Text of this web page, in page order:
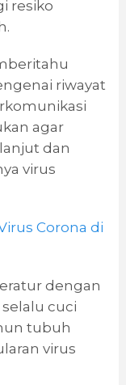
resiko
riwayat
agar
dan
virus
Corona di
dengan
cuci
tubuh
virus